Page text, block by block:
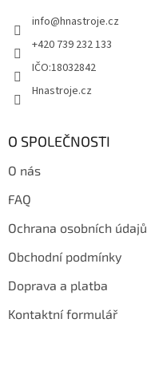
info@hnastroje.cz
+420 739 232 133
IČO:18032842
Hnastroje.cz
O SPOLEČNOSTI
O nás
FAQ
Ochrana osobních údajů
Obchodní podmínky
Doprava a platba
Kontaktní formulář